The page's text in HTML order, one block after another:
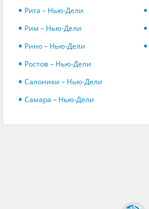
Рига – Нью-Дели
Рим – Нью-Дели
Рино – Нью-Дели
Ростов – Нью-Дели
Салоники – Нью-Дели
Самара – Нью-Дели